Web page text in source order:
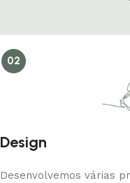
02
Design
Desenvolvemos várias